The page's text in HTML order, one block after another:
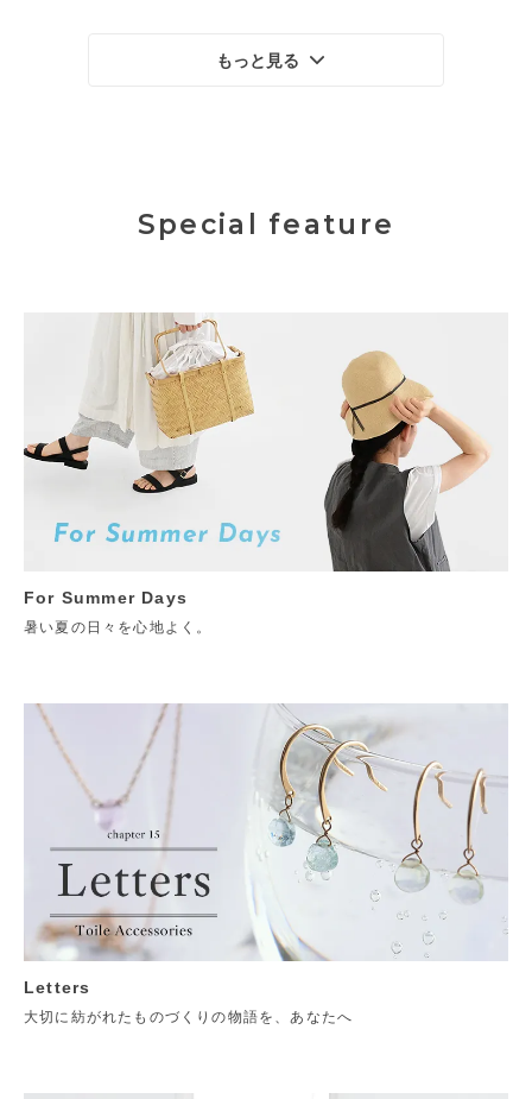
もっと見る
Special feature
For Summer Days
暑い夏の日々を心地よく。
Letters
大切に紡がれたものづくりの物語を、あなたへ